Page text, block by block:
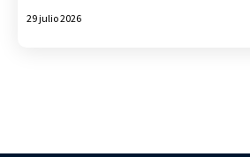
29 julio 2026